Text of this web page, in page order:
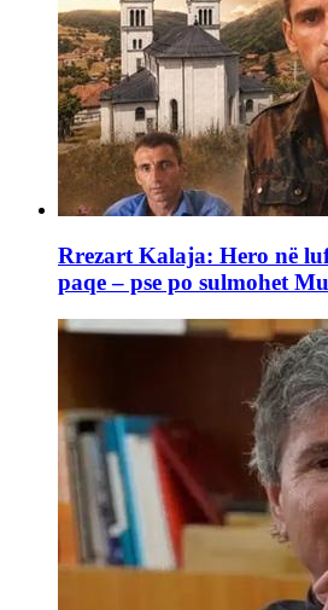
Rrezart Kalaja: Hero në
paqe – pse po sulmohet